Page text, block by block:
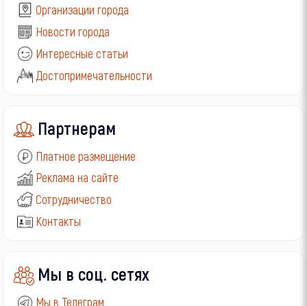
Организации города
Новости города
Интересные статьи
Достопримечательности
Партнерам
Платное размещение
Реклама на сайте
Сотрудничество
Контакты
Мы в соц. сетях
Мы в Телеграм